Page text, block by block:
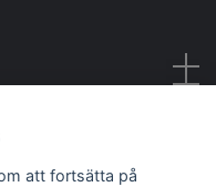
att fortsätta på